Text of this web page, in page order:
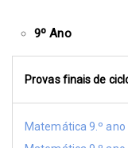
9º Ano
Provas finais de
Matemática 9.º ano